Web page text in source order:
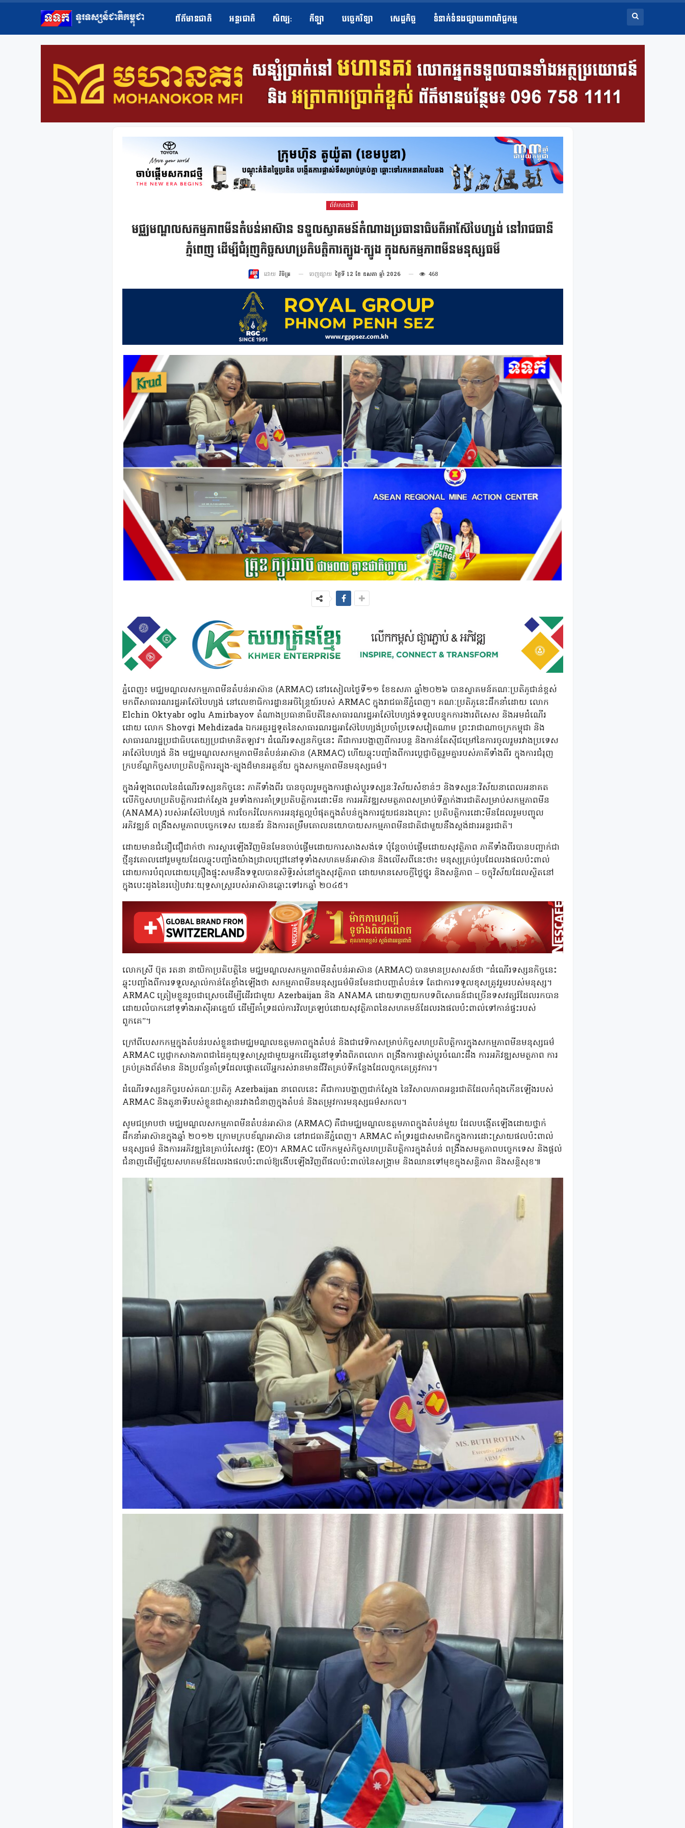
ព័ត៌មានជាតិ អន្តរជាតិ សិល្ប​: កីឡា បច្ចេកវិទ្យា សេដ្ឋកិច្ច ទំនាក់ទំនងផ្សាយពាណិជ្ជកម្ម
ព័ត៌មានជាតិ
មជ្ឈមណ្ឌលសកម្មភាពមីនតំបន់អាស៊ាន ទទួលស្វាគមន៍តំណាងប្រធានាធិបតីអាស៊ែបៃហ្សង់ នៅរាជធានី
ភ្នំពេញ ដើម្បីជំរុញកិច្ចសហប្រតិបត្តិការត្បូង-ត្បូង ក្នុងសកម្មភាពមីនមនុស្សធម៌
ដោយ វិចិត្រ ចេញផ្សាយ ថ្ងៃទី 12 ខែ ឧសភា ឆ្នាំ 2026 468
ភ្នំពេញ៖ មជ្ឈមណ្ឌលសកម្មភាពមីនតំបន់អាស៊ាន (ARMAC) នៅរសៀលថ្ងៃទី១១ ខែឧសភា ឆ្នាំ២០២៦ បានស្វាគមន៍គណៈប្រតិភូជាន់ខ្ពស់
មកពីសាធារណរដ្ឋអាស៊ែបៃហ្សង់ នៅលេខាធិការដ្ឋានអចិន្ត្រៃយ៍របស់ ARMAC ក្នុងរាជធានីភ្នំពេញ។ គណៈប្រតិភូនេះដឹកនាំដោយ លោក
Elchin Oktyabr oglu Amirbayov តំណាងប្រធានាធិបតីនៃសាធារណរដ្ឋអាស៊ែបៃហ្សង់ទទួលបន្ទុកការងារពិសេស និងអមដំណើរ
ដោយ លោក Shovgi Mehdizada ឯកអគ្គរដ្ឋទូតនៃសាធារណរដ្ឋអាស៊ែបៃហ្សង់ប្រចាំប្រទេសវៀតណាម ព្រះរាជាណាចក្រកម្ពុជា និង
សាធារណរដ្ឋប្រជាធិបតេយ្យប្រជាមានិតឡាវ។ ដំណើរទស្សនកិច្ចនេះ គឺជាការបង្ហាញពីការបន្ត និងកាន់តែស៊ីជម្រៅនៃការចូលរួមរវាងប្រទេស
អាស៊ែបៃហ្សង់ និង មជ្ឈមណ្ឌលសកម្មភាពមីនតំបន់អាស៊ាន (ARMAC) ហើយឆ្លុះបញ្ចាំងពីការប្តេជ្ញាចិត្តរួមគ្នារបស់ភាគីទាំងពីរ ក្នុងការជំរុញ
ក្របខ័ណ្ឌកិច្ចសហប្រតិបត្តិការត្បូង-ត្បូងដ៏មានអត្ថន័យ ក្នុងសកម្មភាពមីនមនុស្សធម៌។
ក្នុងអំឡុងពេលនៃដំណើរទស្សនកិច្ចនេះ ភាគីទាំងពីរ បានចូលរួមក្នុងការផ្លាស់ប្តូរទស្សនៈវិស័យសំខាន់ៗ និងទស្សនៈវិស័យនាពេលអនាគត
លើកិច្ចសហប្រតិបត្តិការជាក់ស្តែង រួមទាំងការគាំទ្រប្រតិបត្តិការដោះមីន ការអភិវឌ្ឍសមត្ថភាពសម្រាប់ទីភ្នាក់ងារជាតិសម្រាប់សកម្មភាពមីន
(ANAMA) របស់អាស៊ែបៃហ្សង់ ការចែករំលែកការអនុវត្តល្អបំផុតក្នុងតំបន់ក្នុងការជួយជនរងគ្រោះ ប្រតិបត្តិការដោះមីនដែលរួមបញ្ចូល
អភិវឌ្ឍន៍ ពង្រឹងសម្ថភាពបច្ចេកទេស យេនឌ័រ និងការតម្រឹមគោលនយោបាយសកម្មភាពមីនជាតិជាមួយនឹងស្តង់ដារអន្តរជាតិ។
ដោយមានជំនឿជឿជាក់ថា ការស្តារឡើងវិញមិនមែនចាប់ផ្តើមដោយការសាងសង់ទេ ប៉ុន្តែចាប់ផ្តើមដោយសុវត្ថិភាព ភាគីទាំងពីរបានបញ្ជាក់ជា
ថ្មីនូវគោលដៅរួមមួយដែលឆ្លុះបញ្ចាំងយ៉ាងជ្រាលជ្រៅនៅទូទាំងសហគមន៍អាស៊ាន និងលើសពីនេះថា៖ មនុស្សគ្រប់រូបដែលរងផលប៉ះពាល់
ដោយការបំពុលដោយគ្រឿងផ្ទុះសមនឹងទទួលបានសិទ្ធិរស់នៅក្នុងសុវត្ថិភាព ដោយមានសេចក្តីថ្លៃថ្នូរ និងសន្តិភាព – ចក្ខុវិស័យដែលស្ថិតនៅ
ក្នុងបេះដូងនៃរបៀបវារៈយុទ្ធសាស្ត្ររបស់អាស៊ានឆ្ពោះទៅរកឆ្នាំ ២០៤៥។
លោកស្រី ប៊ុត រតនា នាយិកាប្រតិបត្តិនៃ មជ្ឈមណ្ឌលសកម្មភាពមីនតំបន់អាស៊ាន (ARMAC) បានមានប្រសាសន៍ថា “ដំណើរទស្សនកិច្ចនេះ
ឆ្លុះបញ្ចាំងពីការទទួលស្គាល់កាន់តែខ្លាំងឡើងថា សកម្មភាពមីនមនុស្សធម៌មិនមែនជាបញ្ហាតំបន់ទេ តែជាការទទួលខុសត្រូវរួមរបស់មនុស្ស។
ARMAC ត្រៀមខ្លួនរួចជាស្រេចដើម្បីដើរជាមួយ Azerbaijan និង ANAMA ដោយទាញយកបទពិសោធន៍ជាច្រើនទសវត្សរ៍ដែលរកបាន
ដោយលំបាកនៅទូទាំងអាស៊ីអាគ្នេយ៍ ដើម្បីគាំទ្រដល់ការវិលត្រឡប់ដោយសុវត្ថិភាពនៃសហគមន៍ដែលរងផលប៉ះពាល់ទៅកាន់ផ្ទះរបស់
ពួកគេ”។
ក្រៅពីបេសកកម្មក្នុងតំបន់របស់ខ្លួនជាមជ្ឈមណ្ឌលឧត្តមភាពក្នុងតំបន់ និងជាវេទិកាសម្រាប់កិច្ចសហប្រតិបត្តិការក្នុងសកម្មភាពមីនមនុស្សធម៌
ARMAC ប្តេជ្ញាកសាងភាពជាដៃគូយុទ្ធសាស្ត្រជាមួយអ្នកដើរតួនៅទូទាំងពិភពលោក ពង្រឹងការផ្លាស់ប្តូរចំណេះដឹង ការអភិវឌ្ឍសមត្ថភាព ការ
គ្រប់គ្រងព័ត៌មាន និងប្រព័ន្ធគាំទ្រដែលផ្តោតលើអ្នករស់រានមានជីវិតគ្រប់ទីកន្លែងដែលពួកគេត្រូវការ។
ដំណើរទស្សនកិច្ចរបស់គណៈប្រតិភូ Azerbaijan នាពេលនេះ គឺជាការបង្ហាញជាក់ស្តែង នៃវិសាលភាពអន្តរជាតិដែលកំពុងកើនឡើងរបស់
ARMAC និងតួនាទីរបស់ខ្លួនជាស្ពានរវាងជំនាញក្នុងតំបន់ និងតម្រូវការមនុស្សធម៌សកល។
សូមជម្រាបថា មជ្ឈមណ្ឌលសកម្មភាពមីនតំបន់អាស៊ាន (ARMAC) គឺជាមជ្ឈមណ្ឌលឧត្តមភាពក្នុងតំបន់មួយ ដែលបង្កើតឡើងដោយថ្នាក់
ដឹកនាំអាស៊ានក្នុងឆ្នាំ ២០១២ ក្រោមក្របខ័ណ្ឌអាស៊ាន នៅរាជធានីភ្នំពេញ។ ARMAC គាំទ្ររដ្ឋជាសមាជិកក្នុងការដោះស្រាយផលប៉ះពាល់
មនុស្សធម៌ និងការអភិវឌ្ឍនៃគ្រាប់រំសេវផ្ទុះ (EO)។ ARMAC លើកកម្ពស់កិច្ចសហប្រតិបត្តិការក្នុងតំបន់ ពង្រឹងសមត្ថភាពបច្ចេកទេស និងផ្តល់
ជំនាញដើម្បីជួយសហគមន៍ដែលរងផលប៉ះពាល់ឱ្យងើបឡើងវិញពីផលប៉ះពាល់នៃសង្គ្រាម និងឈានទៅមុខក្នុងសន្តិភាព និងសន្តិសុខ៕